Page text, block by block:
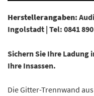
Herstellerangaben:
Ingolstadt | Tel: 0841
Sichern Sie Ihre Ladung
Ihre Insassen.
Die Gitter-Trennwand